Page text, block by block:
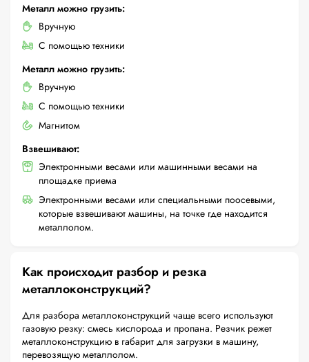
Металл можно грузить:
Вручную
С помощью техники
Металл можно грузить:
Вручную
С помощью техники
Магнитом
Взвешивают:
Электронными весами или машинными весами на
площадке приема
Электронными весами или специальными поосевыми,
которые взвешивают машины, на точке где находится
металлолом.
Как происходит разбор и резка
металлоконструкций?
Для разбора металлоконструкций чаще всего используют
газовую резку: смесь кислорода и пропана. Резчик режет
металлоконструкцию в габарит для загрузки в машину,
перевозящую металлолом.